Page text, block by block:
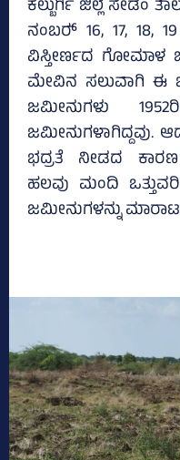
ಕಲ್ಬುರ್ಗಿ ಜಿಲ್ಲೆ ಸೇಡಂ
ನಂಬರ್‍‌ 16, 17, 18,
ವಿಸ್ತೀರ್ಣದ ಗೋಮಾಳ
ಮೇವಿನ ಸಲುವಾಗಿ ಈ
ಜಮೀನುಗಳು
ಜಮೀನುಗಳಾಗಿದ್ದವು.
ಭದ್ರತೆ ನೀಡದ ಕಾರಣ
ಹಲವು ಮಂದಿ
ಜಮೀನುಗಳನ್ನು